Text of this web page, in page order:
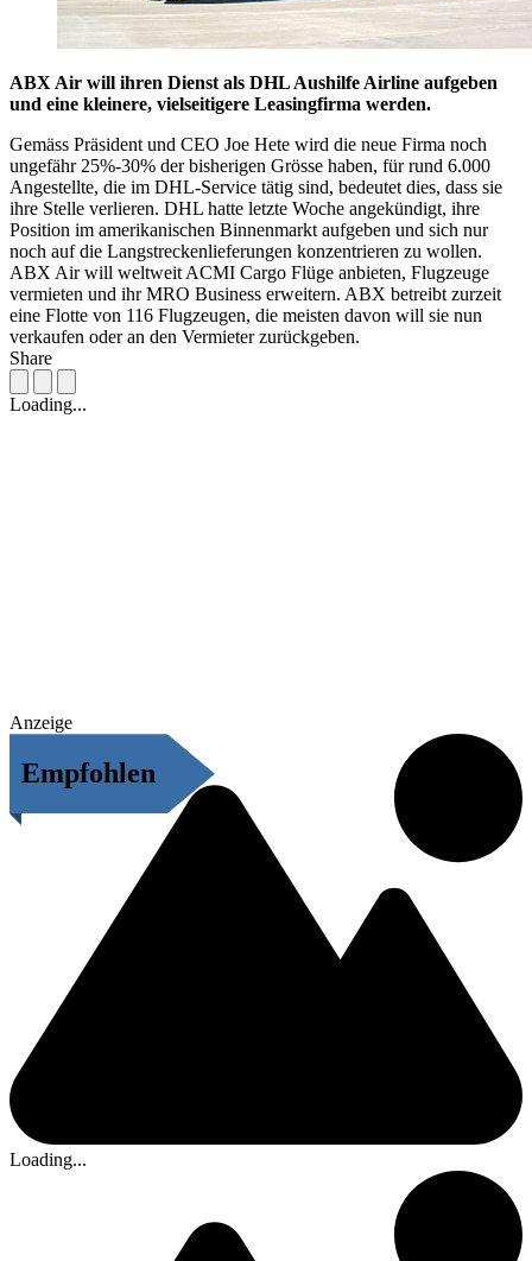
ABX Air will ihren Dienst als DHL Aushilfe Airline aufgeben
und eine kleinere, vielseitigere Leasingfirma werden.
Gemäss Präsident und CEO Joe Hete wird die neue Firma noch
ungefähr 25%-30% der bisherigen Grösse haben, für rund 6.000
Angestellte, die im DHL-Service tätig sind, bedeutet dies, dass sie
ihre Stelle verlieren. DHL hatte letzte Woche angekündigt, ihre
Position im amerikanischen Binnenmarkt aufgeben und sich nur
noch auf die Langstreckenlieferungen konzentrieren zu wollen.
ABX Air will weltweit ACMI Cargo Flüge anbieten, Flugzeuge
vermieten und ihr MRO Business erweitern. ABX betreibt zurzeit
eine Flotte von 116 Flugzeugen, die meisten davon will sie nun
verkaufen oder an den Vermieter zurückgeben.
Share
Loading...
Anzeige
Empfohlen
Loading...